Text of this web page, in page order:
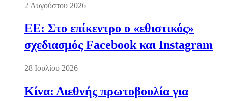
2 Αυγούστου 2026
ΕΕ: Στο επίκεντρο ο «εθιστικός»
σχεδιασμός Facebook και Instagram
28 Ιουλίου 2026
Κίνα: Διεθνής πρωτοβουλία για